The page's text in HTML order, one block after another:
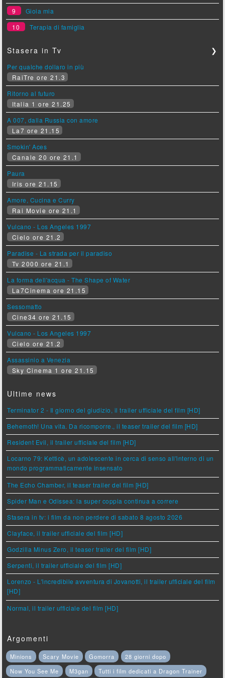
9
Gioia mia
10
Terapia di famiglia
Stasera in Tv ❯
Per qualche dollaro in più
RaiTre ore 21.3
Ritorno al futuro
Italia 1 ore 21.25
A 007, dalla Russia con amore
La7 ore 21.15
Smokin' Aces
Canale 20 ore 21.1
Paura
Iris ore 21.15
Amore, Cucina e Curry
Rai Movie ore 21.1
Vulcano - Los Angeles 1997
Cielo ore 21.2
Paradise - La strada per il paradiso
Tv 2000 ore 21.1
La forma dell'acqua - The Shape of Water
La7Cinema ore 21.15
Sessomatto
Cine34 ore 21.15
Vulcano - Los Angeles 1997
Cielo ore 21.2
Assassinio a Venezia
Sky Cinema 1 ore 21.15
Ultime news
Terminator 2 - Il giorno del giudizio, il trailer ufficiale del film [HD]
Behemoth! Una vita. Da ricomporre., il teaser trailer del film [HD]
Resident Evil, il trailer ufficiale del film [HD]
Locarno 79: Ketticè, un adolescente in cerca di senso all'interno di un
mondo programmaticamente insensato
The Echo Chamber, il teaser trailer del film [HD]
Spider Man e Odissea: la super coppia continua a correre
Stasera in tv: i film da non perdere di sabato 8 agosto 2026
Clayface, il trailer ufficiale del film [HD]
Godzilla Minus Zero, il teaser trailer del film [HD]
Serpenti, il trailer ufficiale del film [HD]
Lorenzo - L'incredibile avventura di Jovanotti, il trailer ufficiale del film
[HD]
Normal, il trailer ufficiale del film [HD]
Argomenti
Minions Scary Movie Gomorra
28 giorni dopo
Now You See Me
M3gan
Tutti i film dedicati a Dragon Trainer